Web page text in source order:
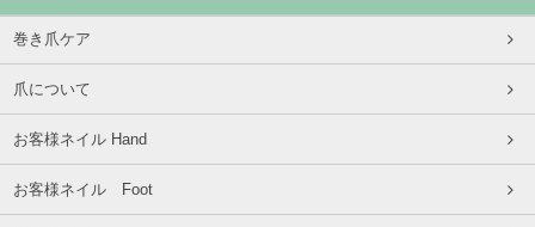
巻き爪ケア
爪について
お客様ネイル Hand
お客様ネイル Foot